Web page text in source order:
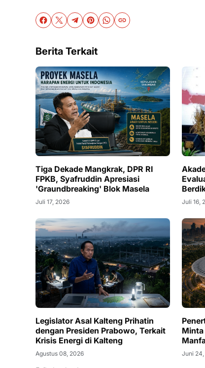
Berita Terkait
Tiga Dekade Mangkrak, DPR RI
FPKB, Syafruddin Apresiasi
'Graundbreaking' Blok Masela
Juli 17, 2026 Juli 16,
Legislator Asal Kalteng Prihatin
dengan Presiden Prabowo, Terkait
Krisis Energi di Kalteng
Agustus 08, 2026 Juni